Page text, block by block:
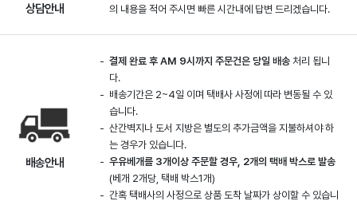
상담안내
의 내용을 적어 주시면 빠른 시간내에 답변 드리겠습니다.
배송안내
결제 완료 후 AM 9시까지 주문건은 당일 배송 처리 됩니
다.
배송기간은 2~4일 이며 택배사 사정에 따라 변동될 수 있
습니다.
산간벽지나 도서 지방은 별도의 추가금액을 지불하셔야 하
는 경우가 있습니다.
우유베개를 3개이상 주문할 경우, 2개의 택배 박스로 발송
(베개 2개당, 택배 박스1개)
간혹 택배사의 사정으로 상품 도착 날짜가 상이할 수 있습니